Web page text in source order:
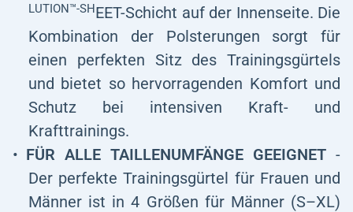
LUTION™-SHEET-Schicht auf der Innenseite. Die
Kombination der Polsterungen sorgt für
einen perfekten Sitz des Trainingsgürtels
und bietet so hervorragenden Komfort und
Schutz bei intensiven Kraft- und
Krafttrainings.
FÜR ALLE TAILLENUMFÄNGE GEEIGNET -
Der perfekte Trainingsgürtel für Frauen und
Männer ist in 4 Größen für Männer (S–XL)